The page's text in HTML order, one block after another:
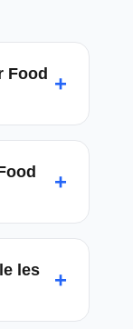
Food +
+
les
+